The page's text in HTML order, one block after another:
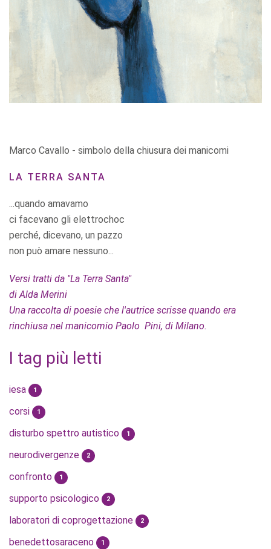
Marco Cavallo - simbolo della chiusura dei manicomi
LA TERRA SANTA
...quando amavamo
ci facevano gli elettrochoc
perché, dicevano, un pazzo
non può amare nessuno...
Versi tratti da "La Terra Santa"
di Alda Merini
Una raccolta di poesie che l'autrice scrisse quando era
rinchiusa nel manicomio Paolo Pini, di Milano.
I tag più letti
iesa 1
corsi 1
disturbo spettro autistico 1
neurodivergenze 2
confronto 1
supporto psicologico 2
laboratori di coprogettazione 2
benedettosaraceno 1